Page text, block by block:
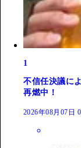
1
不信任決議に
再燃中！
2026年08月07日